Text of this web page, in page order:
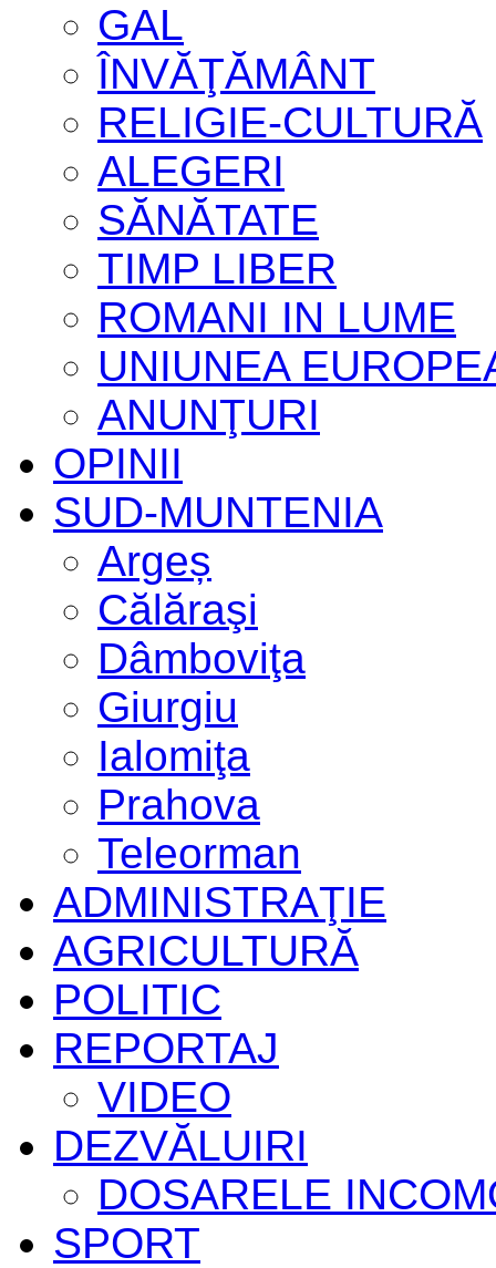
GAL
ÎNVĂŢĂMÂNT
RELIGIE-CULTURĂ
ALEGERI
SĂNĂTATE
TIMP LIBER
ROMANI IN LUME
UNIUNEA
ANUNŢURI
OPINII
SUD-MUNTENIA
Argeș
Călăraşi
Dâmboviţa
Giurgiu
Ialomiţa
Prahova
Teleorman
ADMINISTRAŢIE
AGRICULTURĂ
POLITIC
REPORTAJ
VIDEO
DEZVĂLUIRI
DOSARELE
SPORT